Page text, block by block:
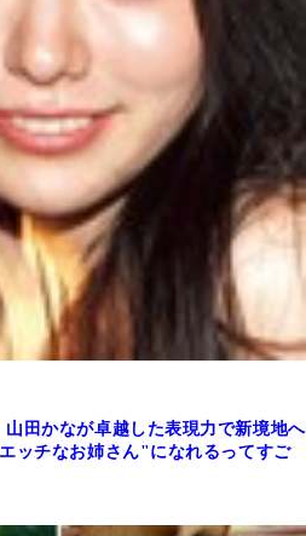
田かなが卓越した表現力で新境地へ
ッチなお姉さん"になれるってすご